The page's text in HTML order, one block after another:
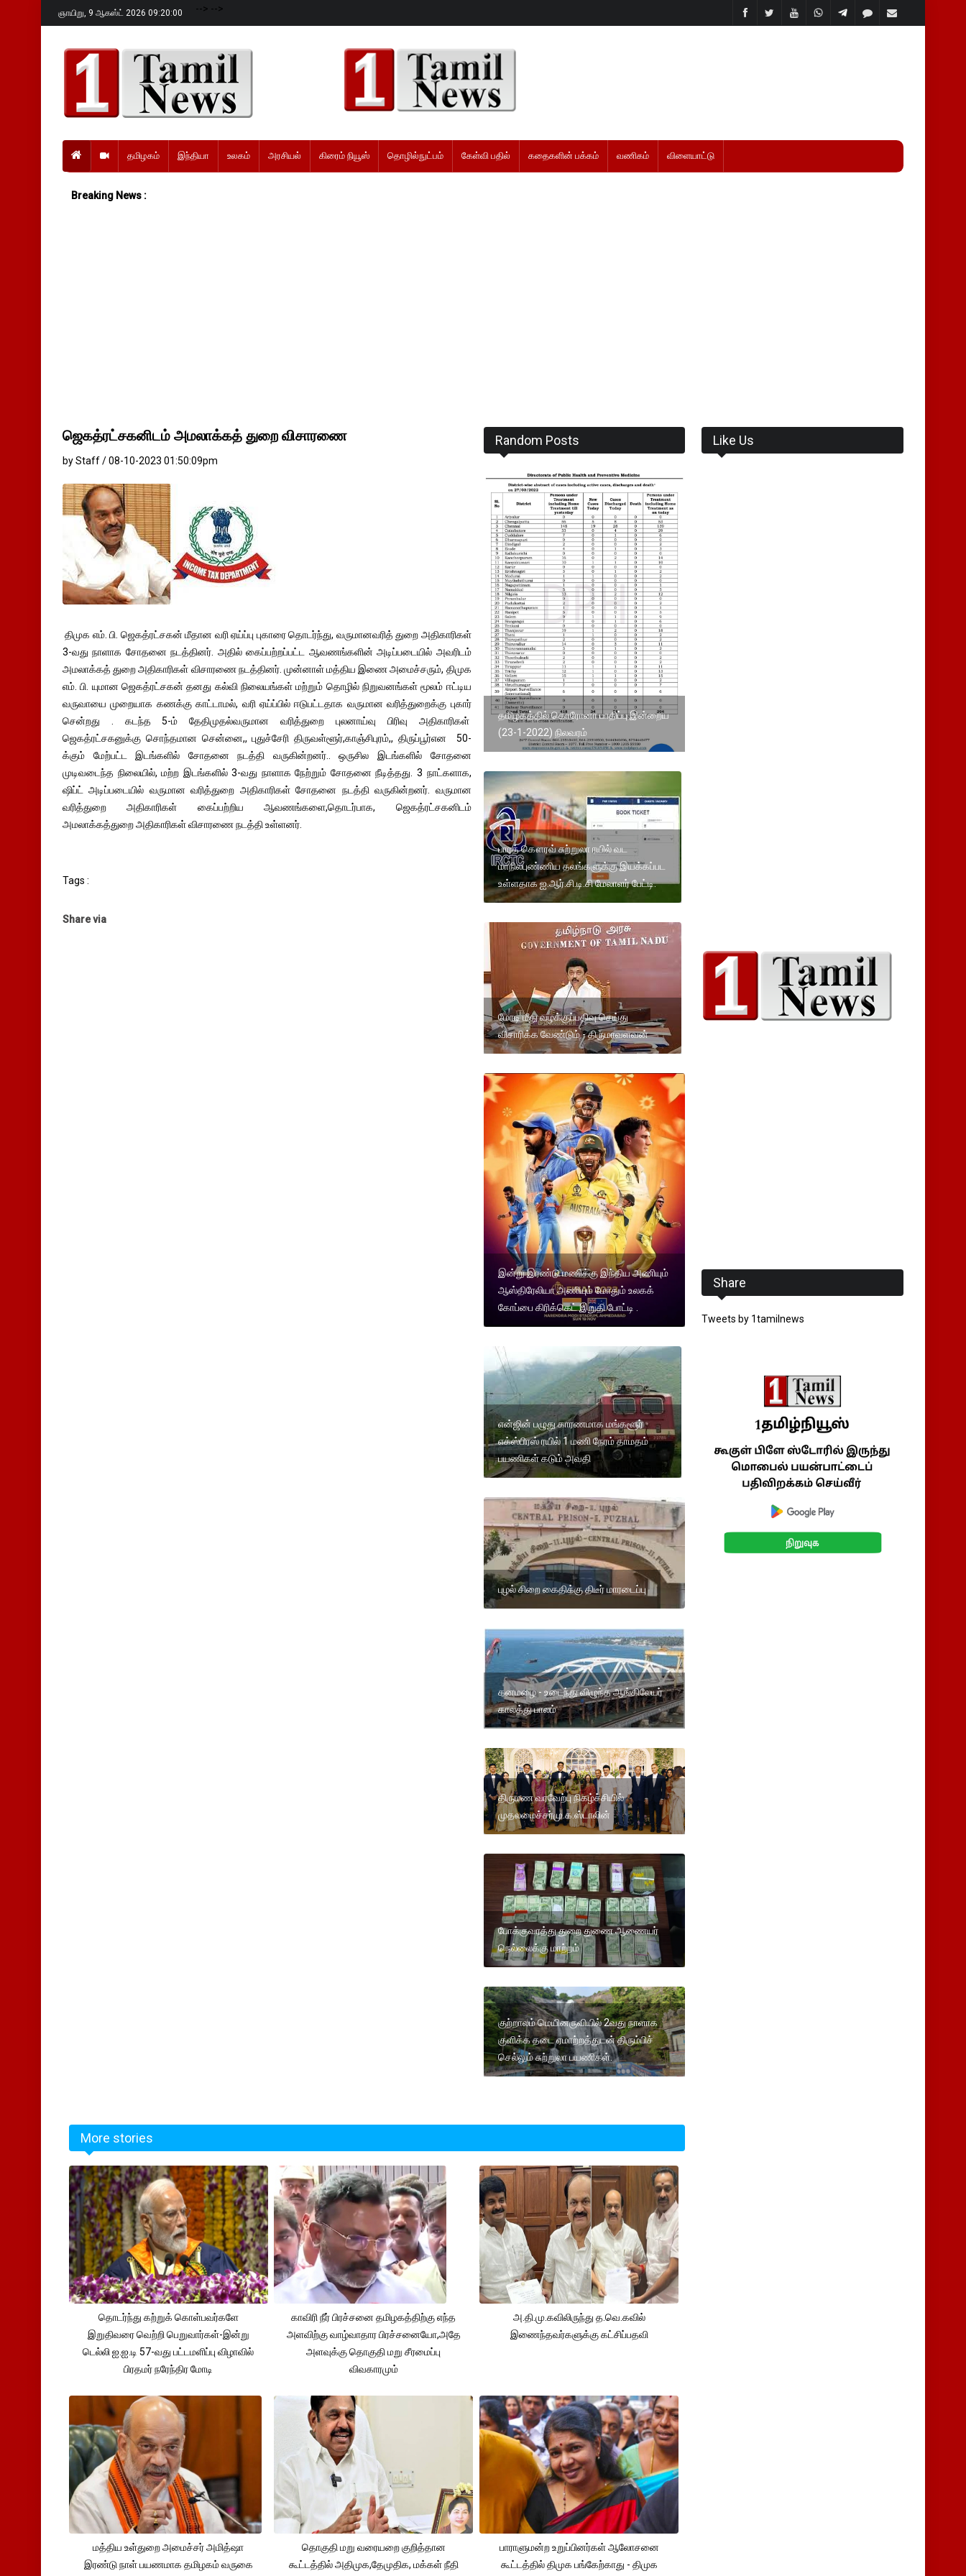
ஞாயிறு, 9 ஆகஸ்ட் 2026 09:20:01 --> -->
தமிழகம் இந்தியா உலகம் அரசியல் கிரைம் நியூஸ் தொழில்நுட்பம் கேள்வி பதில் கதைகளின் பக்கம் வணிகம் விளையாட்டு
Breaking News :
ஜெகத்ரட்சகனிடம் அமலாக்கத் துறை விசாரணை
by Staff / 08-10-2023 01:50:09pm
திமுக எம். பி. ஜெகத்ரட்சகன் மீதான வரி ஏய்ப்பு புகாரை தொடர்ந்து, வருமானவரித் துறை அதிகாரிகள்
3-வது நாளாக சோதனை நடத்தினர். அதில் கைப்பற்றப்பட்ட ஆவணங்களின் அடிப்படையில் அவரிடம்
அமலாக்கத் துறை அதிகாரிகள் விசாரணை நடத்தினர். முன்னாள் மத்திய இணை அமைச்சரும், திமுக
எம். பி. யுமான ஜெகத்ரட்சகன் தனது கல்வி நிலையங்கள் மற்றும் தொழில் நிறுவனங்கள் மூலம் ஈட்டிய
வருவாயை முறையாக கணக்கு காட்டாமல், வரி ஏய்ப்பில் ஈடுபட்டதாக வருமான வரித்துறைக்கு புகார்
சென்றது . கடந்த 5-ம் தேதிமுதல்வருமான வரித்துறை புலனாய்வு பிரிவு அதிகாரிகள்
ஜெகத்ரட்சகனுக்கு சொந்தமான சென்னை,, புதுச்சேரி திருவள்ளூர்,காஞ்சிபுரம்,, திருப்பூர்என 50-
க்கும் மேற்பட்ட இடங்களில் சோதனை நடத்தி வருகின்றனர்.. ஒருசில இடங்களில் சோதனை
முடிவடைந்த நிலையில், மற்ற இடங்களில் 3-வது நாளாக நேற்றும் சோதனை நீடித்தது. 3 நாட்களாக,
ஷிப்ட் அடிப்படையில் வருமான வரித்துறை அதிகாரிகள் சோதனை நடத்தி வருகின்றனர். வருமான
வரித்துறை அதிகாரிகள் கைப்பற்றிய ஆவணங்களை,தொடர்பாக, ஜெகத்ரட்சகனிடம்
அமலாக்கத்துறை அதிகாரிகள் விசாரணை நடத்தி உள்ளனர்.
Tags :
Share via
Random Posts
தமிழகத்தில் கொரோனா பாதிப்பு இன்றைய
(23-1-2022) நிலவரம்
பாரத் கௌரவ் சுற்றுலா ரயில் வட
மாநிலபுண்ணிய தலங்களுக்கு இயக்கப்பட
உள்ளதாக ஐ.ஆர்.சி.டி.சி மேலாளர் பேட்டி.
மோடி மீது வழக்குப்பதிவு செய்து
விசாரிக்க வேண்டும் - திருமாவளவன்
இன்று இரண்டு மணிக்கு இந்திய அணியும்
ஆஸ்திரேலியா அணியும் மோதும் உலகக்
கோப்பை கிரிக்கெட் இறுதி போட்டி .
என்ஜின் பழுது காரணமாக மங்களூர்
எக்ஸ்பிரஸ் ரயில் 1 மணி நேரம் தாமதம்
பயணிகள் கடும் அவதி
புழல் சிறை கைதிக்கு திடீர் மாரடைப்பு
கனமழை - உடைந்து விழுந்த ஆங்கிலேயர்
காலத்து பாலம்
திருமண வரவேற்பு நிகழ்ச்சியில்
முதலமைச்சர்மு.க.ஸ்டாலின்
போக்குவரத்து துறை துணை ஆணையர்
நெல்லைக்கு மாற்றம்
குற்றாலம் மெயினருவியில் 2வது நாளாக
குளிக்க தடை ஏமாற்றத்துடன் திரும்பிச்
செல்லும் சுற்றுலா பயணிகள்.
More stories
தொடர்ந்து கற்றுக் கொள்பவர்களே
இறுதிவரை வெற்றி பெறுவார்கள்-இன்று
டெல்லி ஐ.ஐ.டி 57-வது பட்டமளிப்பு விழாவில்
பிரதமர் நரேந்திர மோடி
காவிரி நீர் பிரச்சனை தமிழகத்திற்கு எந்த
அளவிற்கு வாழ்வாதார பிரச்சனையோ,அதே
அளவுக்கு தொகுதி மறு சீரமைப்பு
விவகாரமும்
அ.தி.மு.கவிலிருந்து த.வெ.கவில்
இணைந்தவர்களுக்கு கட்சிப்பதவி
மத்திய உள்துறை அமைச்சர் அமித்ஷா
இரண்டு நாள் பயணமாக தமிழகம் வருகை
தொகுதி மறு வரையறை குறித்தான
கூட்டத்தில் அதிமுக,தேமுதிக, மக்கள் நீதி
பாராளுமன்ற உறுப்பினர்கள் ஆலோசனை
கூட்டத்தில் திமுக பங்கேற்காது - திமுக
Like Us
Share
Tweets by 1tamilnews